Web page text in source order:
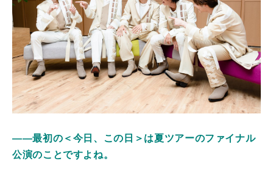
――最初の＜今日、この日＞は夏ツアーのファイナル
公演のことですよね。